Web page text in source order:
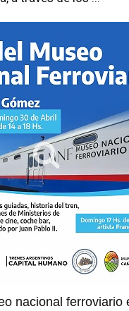
nacional ferroviario